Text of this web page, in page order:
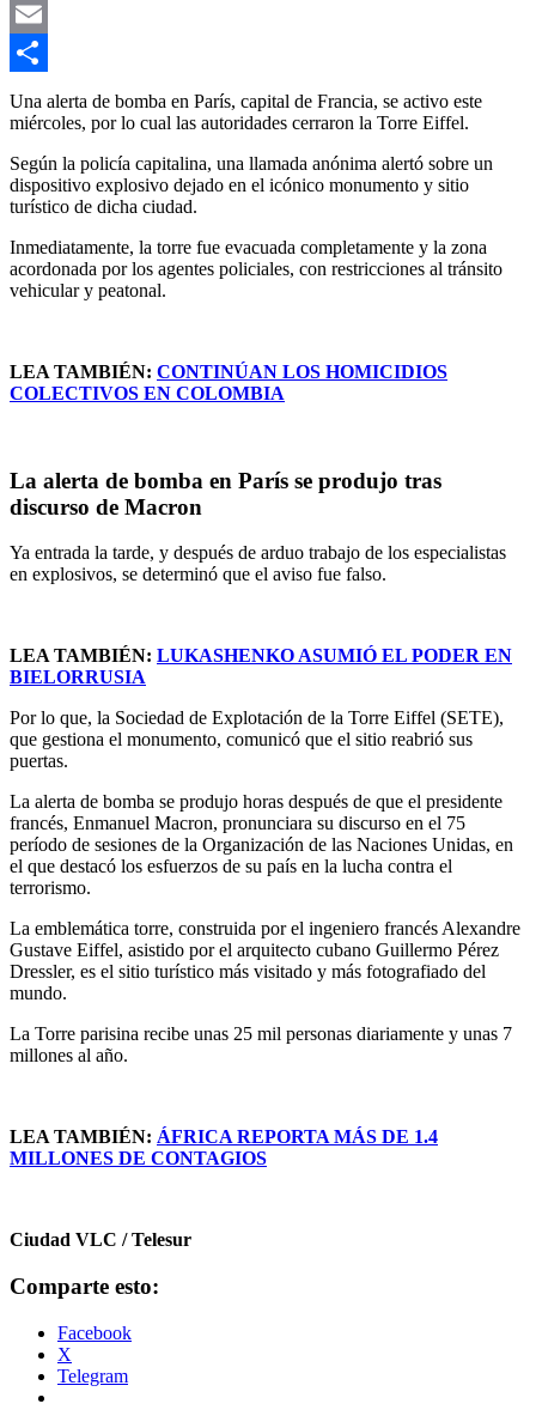
WhatsApp
Email
Compartir
Una alerta de bomba en París, capital de Francia, se activo este
miércoles, por lo cual las autoridades cerraron la Torre Eiffel.
Según la policía capitalina, una llamada anónima alertó sobre un
dispositivo explosivo dejado en el icónico monumento y sitio
turístico de dicha ciudad.
Inmediatamente, la torre fue evacuada completamente y la zona
acordonada por los agentes policiales, con restricciones al tránsito
vehicular y peatonal.
LEA TAMBIÉN: CONTINÚAN LOS HOMICIDIOS
COLECTIVOS EN COLOMBIA
La alerta de bomba en París se produjo tras
discurso de Macron
Ya entrada la tarde, y después de arduo trabajo de los especialistas
en explosivos, se determinó que el aviso fue falso.
LEA TAMBIÉN: LUKASHENKO ASUMIÓ EL PODER EN
BIELORRUSIA
Por lo que, la Sociedad de Explotación de la Torre Eiffel (SETE),
que gestiona el monumento, comunicó que el sitio reabrió sus
puertas.
La alerta de bomba se produjo horas después de que el presidente
francés, Enmanuel Macron, pronunciara su discurso en el 75
período de sesiones de la Organización de las Naciones Unidas, en
el que destacó los esfuerzos de su país en la lucha contra el
terrorismo.
La emblemática torre, construida por el ingeniero francés Alexandre
Gustave Eiffel, asistido por el arquitecto cubano Guillermo Pérez
Dressler, es el sitio turístico más visitado y más fotografiado del
mundo.
La Torre parisina recibe unas 25 mil personas diariamente y unas 7
millones al año.
LEA TAMBIÉN: ÁFRICA REPORTA MÁS DE 1.4
MILLONES DE CONTAGIOS
Ciudad VLC / Telesur
Comparte esto:
Facebook
X
Telegram